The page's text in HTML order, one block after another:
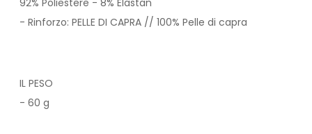
92% Poliestere - 8% Elastan
- Rinforzo: PELLE DI CAPRA // 100% Pelle di capra
IL PESO
- 60 g